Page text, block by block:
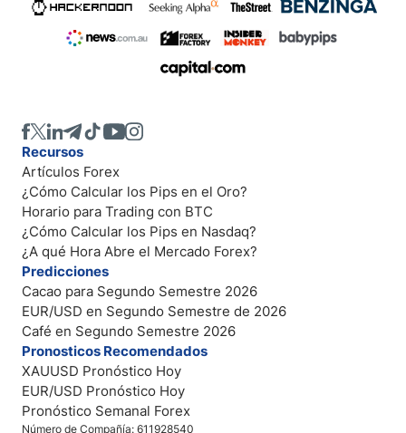
Número de Compañía: 611928540
Recursos
Artículos Forex
¿Cómo Calcular los Pips en el Oro?
Horario para Trading con BTC
¿Cómo Calcular los Pips en Nasdaq?
¿A qué Hora Abre el Mercado Forex?
Predicciones
Cacao para Segundo Semestre 2026
EUR/USD en Segundo Semestre de 2026
Café en Segundo Semestre 2026
Pronosticos Recomendados
XAUUSD Pronóstico Hoy
EUR/USD Pronóstico Hoy
Pronóstico Semanal Forex